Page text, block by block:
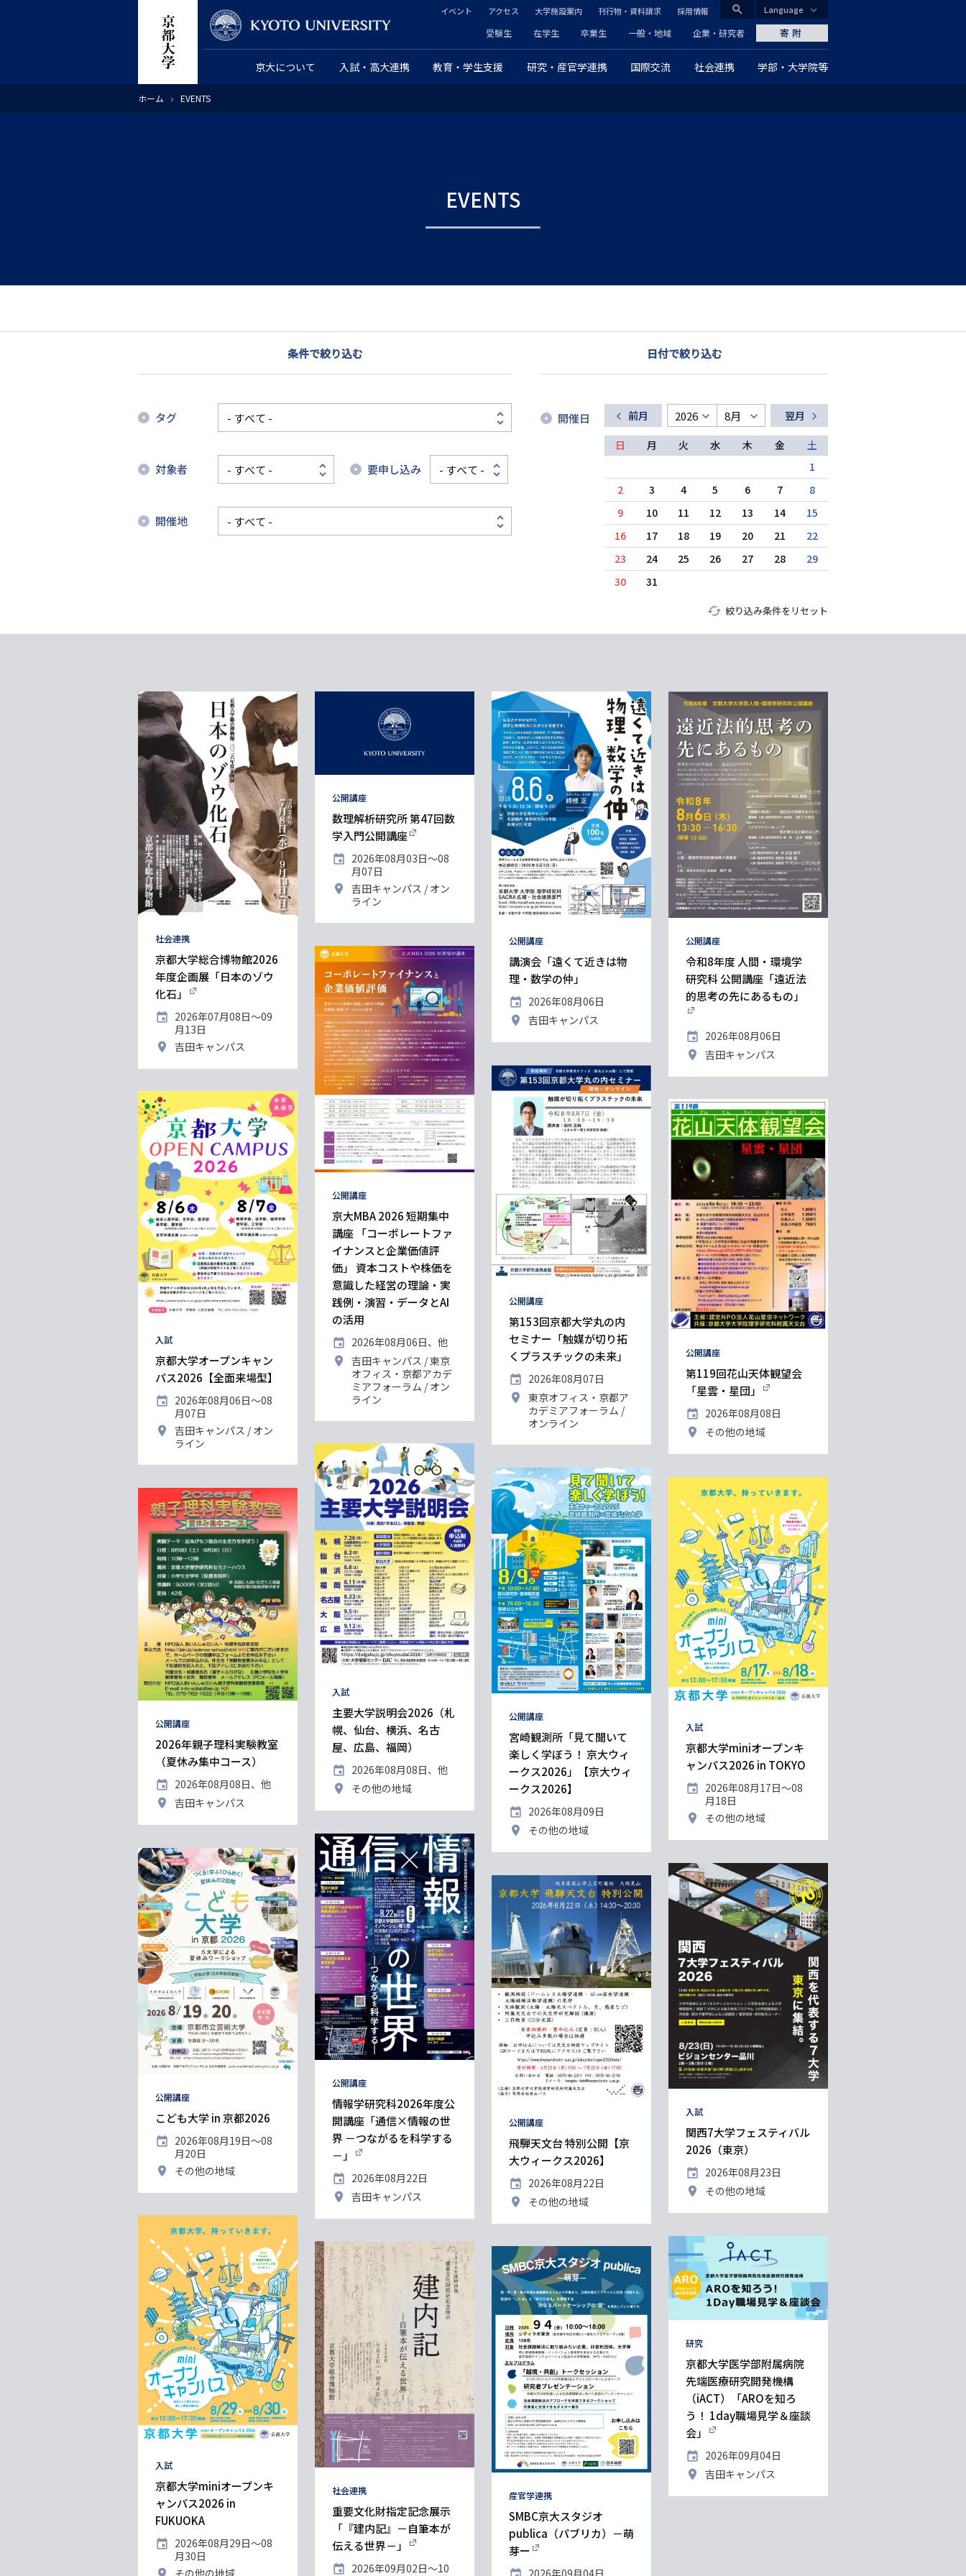
ン
CLOSE
search
グ
ロ
ゲ
ョ
ン
京大について 入試・高大連携 教育・学生支援 研究・産官学連携 国際交流 社会連携 学部・大学院等
ヘ
ッ
ダ
ラ
イ
リ
ン
ク
受験生 在学生 卒業生 一般・地域 企業・研究者
ッ
ダ
ー
ダ
イベント アクセス 大学施設案内 刊行物・資料請求 採用情報
寄附
Language
ホーム EVENTS
EVENTS
条件で絞り込む 日付で絞り込む
タグ
対象者 要申し込み
開催地
開催日 前月 翌月
日 月 火 水 木 金
土
1
2
3 4 5 6 7
8
9
10 11 12 13 14
15
16
17 18 19 20 21
22
23
24 25 26 27 28
29
30
31
絞り込み条件をリセット
タ
グ
社会連携
京都大学総合博物館2026
年度企画展「日本のゾウ
化石」
開
日
2026年07月08日〜09
月13日
開
地
吉田キャンパス
タ
グ
公開講座
数理解析研究所 第47回数
学入門公開講座
開
日
2026年08月03日〜08
月07日
開
吉田キャンパス
オン
ライン
タ
グ
公開講座
講演会「遠くて近きは物
理・数学の仲」
開
催
日
2026年08月06日
開
地
吉田キャンパス
タ
グ
公開講座
令和8年度 人間・環境学
研究科 公開講座「遠近法
的思考の先にあるもの」
開
催
日
2026年08月06日
開
地
吉田キャンパス
タ
グ
入試
京都大学オープンキャン
パス2026【全面来場型】
開
日
2026年08月06日〜08
月07日
開
吉田キャンパス
オン
ライン
タ
グ
公開講座
京大MBA 2026 短期集中
講座 「コーポレートファ
イナンスと企業価値評
価」 資本コストや株価を
意識した経営の理論・実
践例・演習・データとAI
の活用
開
催
日
2026年08月06日、他
開
吉田キャンパス
東京
オフィス・京都アカデ
ミアフォーラム
オン
ライン
タ
グ
公開講座
第153回京都大学丸の内
セミナー「触媒が切り拓
くプラスチックの未来」
開
催
日
2026年08月07日
開
東京オフィス・京都ア
カデミアフォーラム
オンライン
タ
グ
公開講座
第119回花山天体観望会
「星雲・星団」
開
催
日
2026年08月08日
開
地
その他の地域
タ
グ
公開講座
2026年親子理科実験教室
（夏休み集中コース）
開
催
日
2026年08月08日、他
開
地
吉田キャンパス
タ
グ
入試
主要大学説明会2026（札
幌、仙台、横浜、名古
屋、広島、福岡）
開
催
日
2026年08月08日、他
開
地
その他の地域
タ
グ
公開講座
宮崎観測所「見て聞いて
楽しく学ぼう！ 京大ウィ
ークス2026」【京大ウィ
ークス2026】
開
催
日
2026年08月09日
開
地
その他の地域
タ
グ
入試
京都大学miniオープンキ
ャンパス2026 in TOKYO
開
日
2026年08月17日〜08
月18日
開
地
その他の地域
タ
グ
公開講座
こども大学 in 京都2026
開
日
2026年08月19日〜08
月20日
開
地
その他の地域
タ
グ
公開講座
情報学研究科2026年度公
開講座「通信×情報の世
界 －つながるを科学する
－」
開
催
日
2026年08月22日
開
地
吉田キャンパス
タ
グ
公開講座
飛騨天文台 特別公開【京
大ウィークス2026】
開
催
日
2026年08月22日
開
地
その他の地域
タ
グ
入試
関西7大学フェスティバル
2026（東京）
開
催
日
2026年08月23日
開
地
その他の地域
タ
グ
入試
京都大学miniオープンキ
ャンパス2026 in
FUKUOKA
開
日
2026年08月29日〜08
月30日
開
その他の地域
タ
グ
社会連携
重要文化財指定記念展示
「『建内記』－自筆本が
伝える世界－」
開
2026年09月02日〜10
タ
グ
産官学連携
SMBC京大スタジオ
publica（パブリカ）－萌
芽ー
開 2026年09月04日
タ
グ
研究
京都大学医学部附属病院
先端医療研究開発機構
（iACT）「AROを知ろ
う！ 1day職場見学＆座談
会」
開
催
日
2026年09月04日
開
地
吉田キャンパス